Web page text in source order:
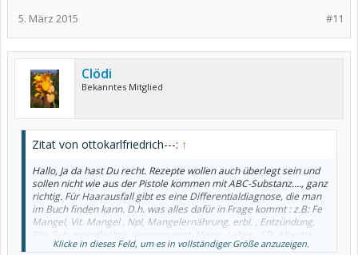
#11
5. März 2015
Clödi
Bekanntes Mitglied
Zitat von ottokarlfriedrich---: ↑
Hallo, Ja da hast Du recht. Rezepte wollen auch überlegt sein und
sollen nicht wie aus der Pistole kommen mit ABC-Substanz...., ganz
richtig. Für Haarausfall gibt es eine Differentialdiagnose, die man
im Buch finden kann. D.h. was alles dafür in Frage kommt : z.B: Fe
Mangel, Vit. Mangel , Npl, Mangelernährung, erbl. , Entzündung,
Pilz, Schuppenflechte, Hormonumst. Niere , Leber , SD, Allergie
und einiges mehr.
Klicke in dieses Feld, um es in vollständiger Größe anzuzeigen.